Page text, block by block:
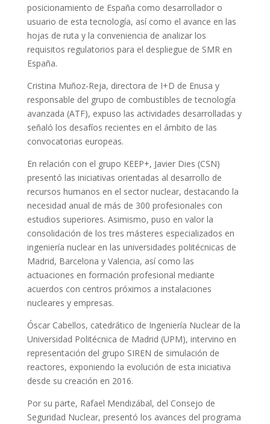
posicionamiento de España como desarrollador o
usuario de esta tecnología, así como el avance en las
hojas de ruta y la conveniencia de analizar los
requisitos regulatorios para el despliegue de SMR en
España.
Cristina Muñoz-Reja, directora de I+D de Enusa y
responsable del grupo de combustibles de tecnología
avanzada (ATF), expuso las actividades desarrolladas y
señaló los desafíos recientes en el ámbito de las
convocatorias europeas.
En relación con el grupo KEEP+, Javier Dies (CSN)
presentó las iniciativas orientadas al desarrollo de
recursos humanos en el sector nuclear, destacando la
necesidad anual de más de 300 profesionales con
estudios superiores. Asimismo, puso en valor la
consolidación de los tres másteres especializados en
ingeniería nuclear en las universidades politécnicas de
Madrid, Barcelona y Valencia, así como las
actuaciones en formación profesional mediante
acuerdos con centros próximos a instalaciones
nucleares y empresas.
Óscar Cabellos, catedrático de Ingeniería Nuclear de la
Universidad Politécnica de Madrid (UPM), intervino en
representación del grupo SIREN de simulación de
reactores, exponiendo la evolución de esta iniciativa
desde su creación en 2016.
Por su parte, Rafael Mendizábal, del Consejo de
Seguridad Nuclear, presentó los avances del programa